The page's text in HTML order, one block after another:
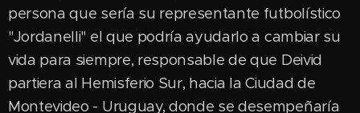
persona que sería su representante futbolístico
"Jordanelli" el que podría ayudarlo a cambiar su
vida para siempre, responsable de que Deivid
partiera al Hemisferio Sur, hacia la Ciudad de
Montevideo - Uruguay, donde se desempeñaría